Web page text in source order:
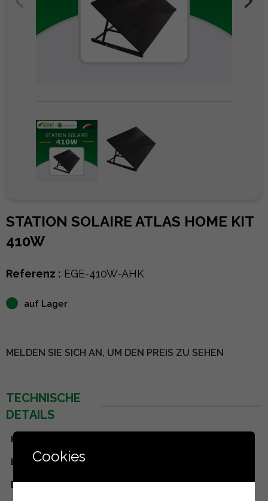
STATION SOLAIRE ATLAS HOME KIT
410W
Referenz : EGE-410W-AHK
auf Lager
MELDEN SIE SICH AN, UM DEN PREIS ZU SEHEN
TECHNISCHE
DETAILS
Hersteller
Leistung
Dimension 1724x1134x35 mm
Cookies